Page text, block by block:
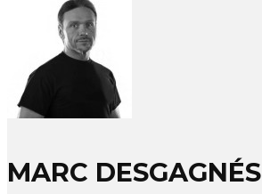
MARC DESGAGNÉS